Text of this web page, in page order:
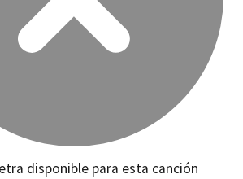
disponible para esta canción